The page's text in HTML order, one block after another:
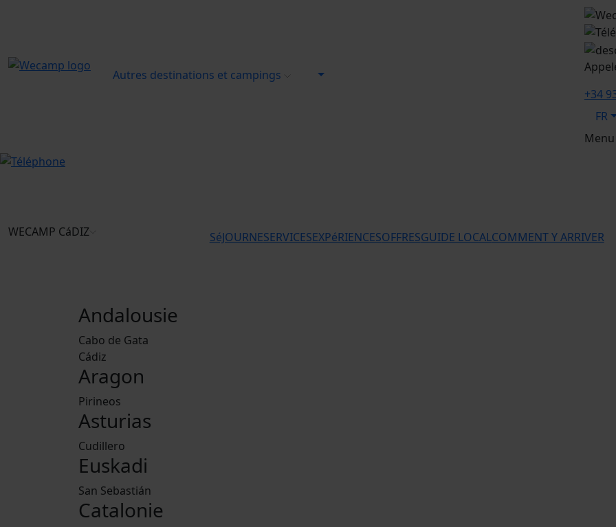
Autres destinations et campings
+34
FR
Menu
WECAMP CáDIZ SéJOURNESERVICESEXPéRIENCESOFFRESGUIDE LOCALCOMMENT Y ARRIVER
Andalousie
Cabo de Gata
Cádiz
Aragon
Pirineos
Asturias
Cudillero
Euskadi
San Sebastián
Catalonie